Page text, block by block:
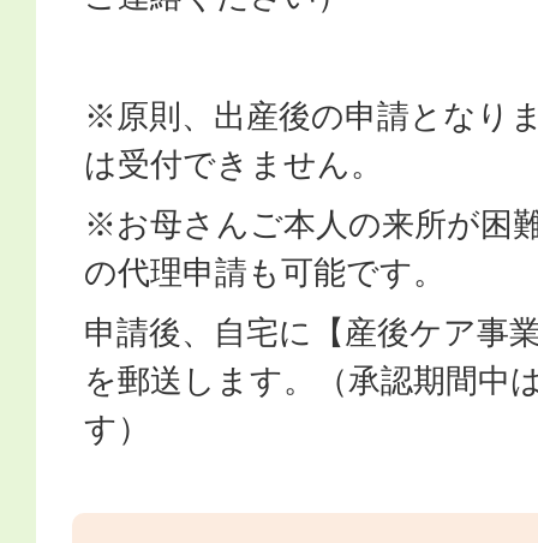
※原則、出産後の申請となり
は受付できません。
※お母さんご本人の来所が困
の代理申請も可能です。
申請後、自宅に【産後ケア事
を郵送します。（承認期間中
す）